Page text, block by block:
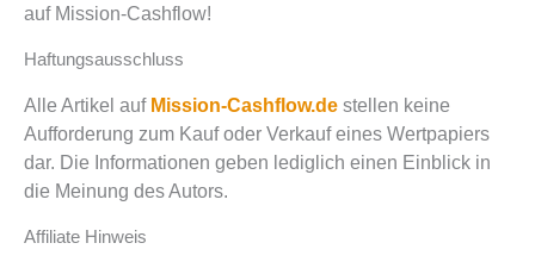
auf Mission-Cashflow!
Haftungsausschluss
Alle Artikel auf Mission-Cashflow.de stellen keine
Aufforderung zum Kauf oder Verkauf eines Wertpapiers
dar. Die Informationen geben lediglich einen Einblick in
die Meinung des Autors.
Affiliate Hinweis